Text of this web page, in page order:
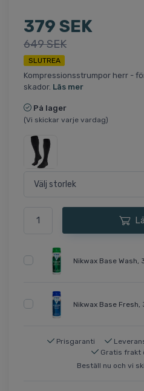
379 SEK
649 SEK
SLUTREA
Kompressionsstrumpor herr -
skador. Läs mer
På lager
(Vi skickar varje vardag)
Nikwax Base Wash,
Nikwax Base Fresh,
Prisgaranti
Gratis frakt
Beställ nu och vi